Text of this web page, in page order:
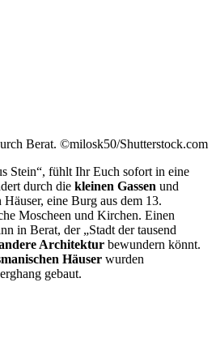
Berat. ©milosk50/Shutterstock.com
Stein“, fühlt Ihr Euch sofort in eine
durch die kleinen Gassen und
eine Burg aus dem 13.
Moscheen und Kirchen. Einen
in Berat, der „Stadt der tausend
Architektur bewundern könnt.
Häuser wurden
gebaut.